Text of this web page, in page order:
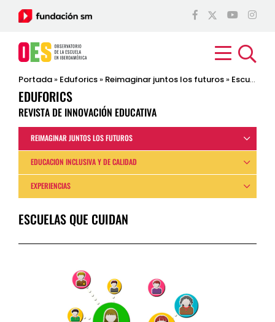
Portada » Eduforics » Reimaginar juntos los futuros » Escuelas que cuidan
EDUFORICS
REVISTA DE INNOVACIÓN EDUCATIVA
REIMAGINAR JUNTOS LOS FUTUROS
EDUCACIÓN INCLUSIVA Y DE CALIDAD
EXPERIENCIAS
ESCUELAS QUE CUIDAN